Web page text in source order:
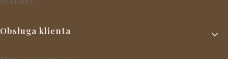
Obsługa klienta